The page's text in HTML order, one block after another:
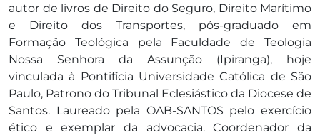
autor de livros de Direito do Seguro, Direito Marítimo
e Direito dos Transportes, pós-graduado em
Formação Teológica pela Faculdade de Teologia
Nossa Senhora da Assunção (Ipiranga), hoje
vinculada à Pontifícia Universidade Católica de São
Paulo, Patrono do Tribunal Eclesiástico da Diocese de
Santos. Laureado pela OAB-SANTOS pelo exercício
ético e exemplar da advocacia. Coordenador da